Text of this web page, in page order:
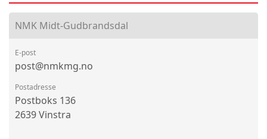
NMK Midt-Gudbrandsdal
E-post
post@nmkmg.no
Postadresse
Postboks 136
2639 Vinstra